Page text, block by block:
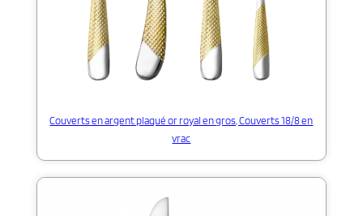
Couverts en argent plaqué or royal en gros, Couverts 18/8 en
vrac